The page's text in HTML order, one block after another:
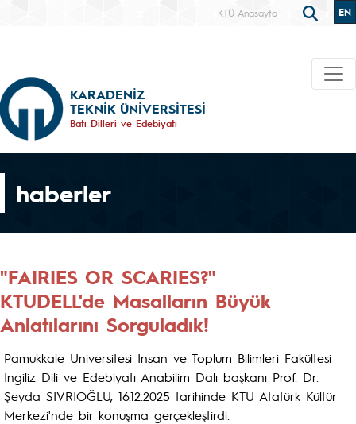
KTÜ Anasayfa EN
KARADENİZ
TEKNİK ÜNİVERSİTESİ
Batı Dilleri ve Edebiyatı
haberler
"FAIRIES OR SCARIES?"
KTUDELL'de Masalların Büyük
Anlatılarını Sorguladık!
Pamukkale Üniversitesi İnsan ve Toplum Bilimleri Fakültesi
İngiliz Dili ve Edebiyatı Anabilim Dalı başkanı Prof. Dr.
Şeyda SİVRİOĞLU, 16.12.2025 tarihinde KTÜ Atatürk Kültür
Merkezi'nde bir konuşma gerçekleştirdi.